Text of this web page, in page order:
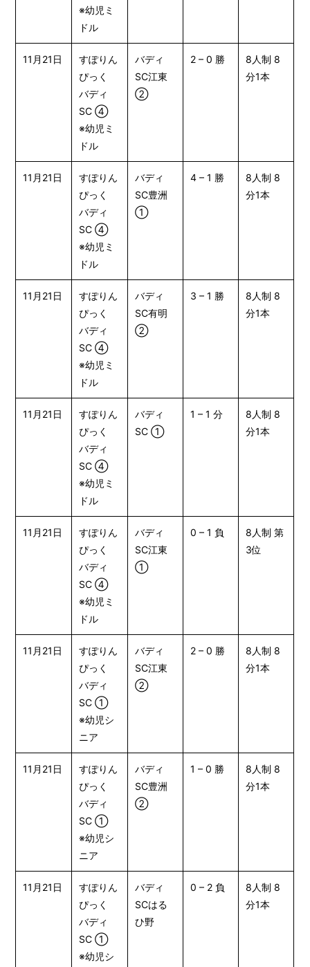
※幼児ミ
ドル
11月21日
すぽりん
ぴっく
バディ
SC ④
※幼児ミ
ドル
バディ
SC江東
②
2 – 0 勝
8人制 8
分1本
11月21日
すぽりん
ぴっく
バディ
SC ④
※幼児ミ
ドル
バディ
SC豊洲
①
4 – 1 勝
8人制 8
分1本
11月21日
すぽりん
ぴっく
バディ
SC ④
※幼児ミ
ドル
バディ
SC有明
②
3 – 1 勝
8人制 8
分1本
11月21日
すぽりん
ぴっく
バディ
SC ④
※幼児ミ
ドル
バディ
SC ①
1 – 1 分
8人制 8
分1本
11月21日
すぽりん
ぴっく
バディ
SC ④
※幼児ミ
ドル
バディ
SC江東
①
0 – 1 負
8人制 第
3位
11月21日
すぽりん
ぴっく
バディ
SC ①
※幼児シ
ニア
バディ
SC江東
②
2 – 0 勝
8人制 8
分1本
11月21日
すぽりん
ぴっく
バディ
SC ①
※幼児シ
ニア
バディ
SC豊洲
②
1 – 0 勝
8人制 8
分1本
11月21日
すぽりん
ぴっく
バディ
SC ①
※幼児シ
バディ
SCはる
ひ野
0 – 2 負
8人制 8
分1本